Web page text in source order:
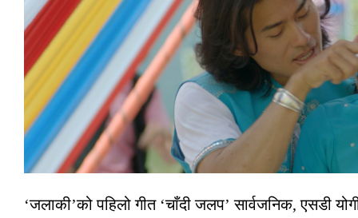
‘जलाकी’को पहिलो गीत ‘चाँदी जलप’ सार्वजनिक, एसडी